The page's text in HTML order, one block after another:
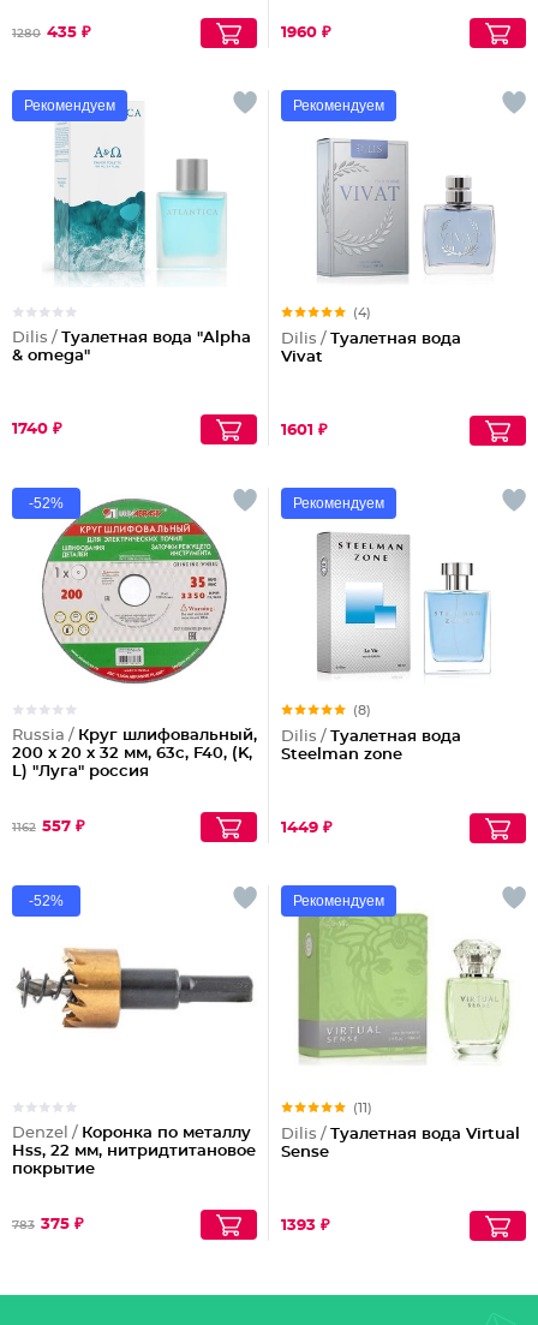
1280 435 ₽ 1960 ₽
Рекомендуем
Dilis / Туалетная вода "Alpha
& omega"
1740 ₽
Рекомендуем
(4)
Dilis / Туалетная вода
Vivat
1601 ₽
-52%
Russia / Круг шлифовальный,
200 х 20 х 32 мм, 63с, F40, (K,
L) "Луга" россия
1162 557 ₽
Рекомендуем
(8)
Dilis / Туалетная вода
Steelman zone
1449 ₽
-52%
Denzel / Коронка по металлу
Hss, 22 мм, нитридтитановое
покрытие
783 375 ₽
Рекомендуем
(11)
Dilis / Туалетная вода Virtual
Sense
1393 ₽